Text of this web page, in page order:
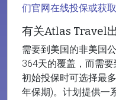
们官网在线投保或获
有关Atlas Travel
需要到美国的非美国
364天的覆盖，而需
初始投保时可选择最
年保期)。计划提供一